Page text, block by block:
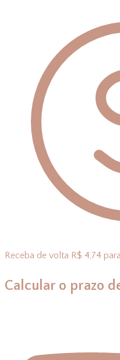
Receba de volta R$ 4,74
Calcular o prazo